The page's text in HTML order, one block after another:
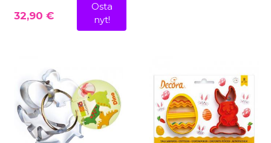
32,90 €
Osta
nyt!